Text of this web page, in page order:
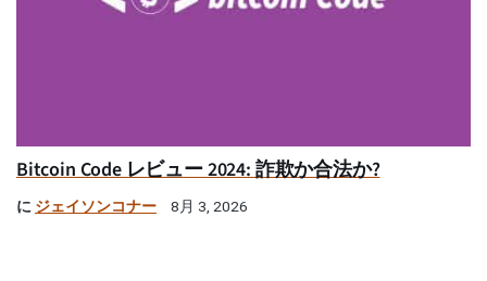
Bitcoin Code レビュー 2024: 詐欺か合法か?
に ジェイソンコナー 8月 3, 2026